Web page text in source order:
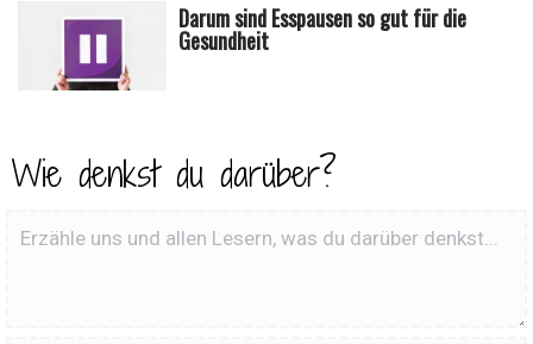
Darum sind Esspausen so gut für die
Gesundheit
Wie denkst du darüber?